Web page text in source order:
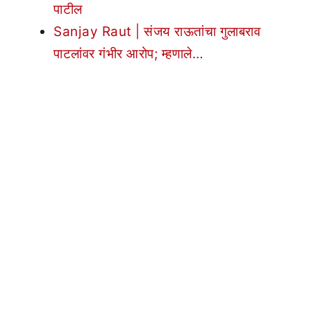
पाटील
Sanjay Raut | संजय राऊतांचा गुलाबराव
पाटलांवर गंभीर आरोप; म्हणाले…